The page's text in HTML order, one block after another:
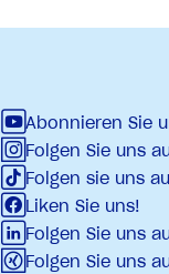
Abonnieren Sie
Folgen Sie uns
Folgen sie uns
Liken Sie uns!
Folgen Sie uns
Folgen Sie uns